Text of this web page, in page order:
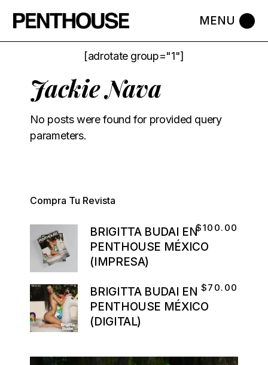
[adrotate group="1"]
Jackie Nava
No posts were found for provided query
parameters.
Compra Tu Revista
BRIGITTA BUDAI EN
PENTHOUSE MÉXICO
(IMPRESA)
$100.00
BRIGITTA BUDAI EN
PENTHOUSE MÉXICO
(DIGITAL)
$70.00